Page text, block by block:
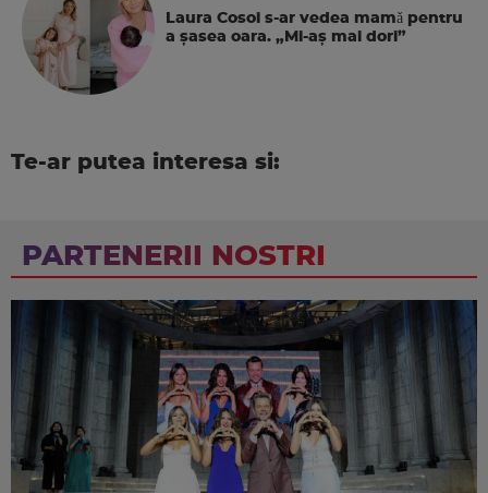
Laura Cosoi s-ar vedea mamǎ pentru
a şasea oara. „Mi-aș mai dori”
Te-ar putea interesa si:
PARTENERII NOSTRI